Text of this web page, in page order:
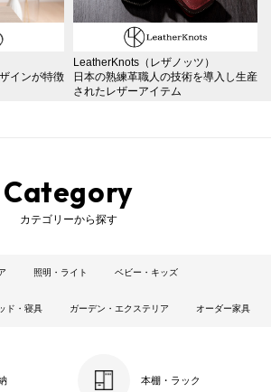
インが特徴
LeatherKnots（レザノッツ）
日本の熟練革職人の技術を導入し生産
されたレザーアイテム
Category
カテゴリーから探す
照明・ライト ベビー・キッズ
ド・寝具 ガーデン・エクステリア オーダー家具
本棚・ラック